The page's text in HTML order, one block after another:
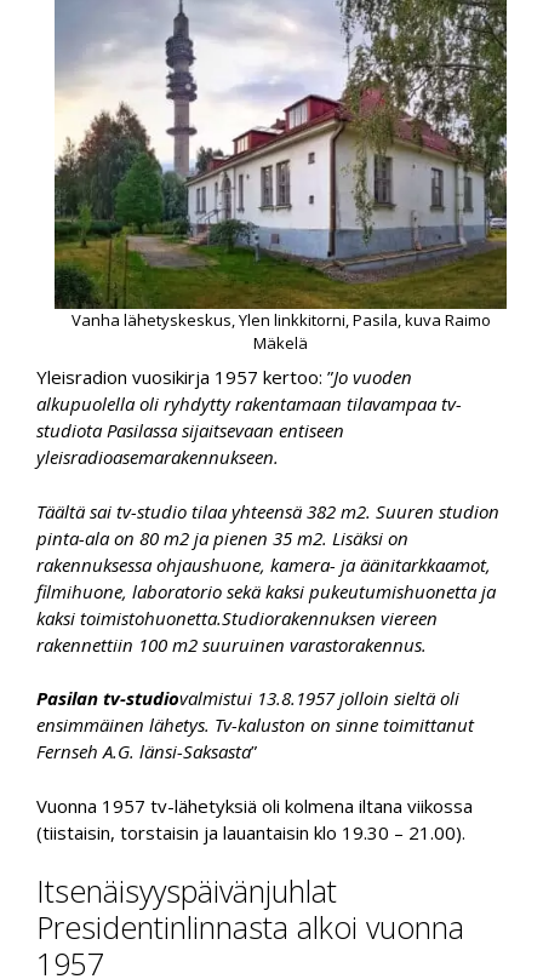
Vanha lähetyskeskus, Ylen linkkitorni, Pasila, kuva Raimo
Mäkelä
Yleisradion vuosikirja 1957 kertoo: ”Jo vuoden
alkupuolella oli ryhdytty rakentamaan tilavampaa tv-
studiota Pasilassa sijaitsevaan entiseen
yleisradioasemarakennukseen.
Täältä sai tv-studio tilaa yhteensä 382 m2. Suuren studion
pinta-ala on 80 m2 ja pienen 35 m2. Lisäksi on
rakennuksessa ohjaushuone, kamera- ja äänitarkkaamot,
filmihuone, laboratorio sekä kaksi pukeutumishuonetta ja
kaksi toimistohuonetta.Studiorakennuksen viereen
rakennettiin 100 m2 suuruinen varastorakennus.
Pasilan tv-studiovalmistui 13.8.1957 jolloin sieltä oli
ensimmäinen lähetys. Tv-kaluston on sinne toimittanut
Fernseh A.G. länsi-Saksasta”
Vuonna 1957 tv-lähetyksiä oli kolmena iltana viikossa
(tiistaisin, torstaisin ja lauantaisin klo 19.30 – 21.00).
Itsenäisyyspäivänjuhlat
Presidentinlinnasta alkoi vuonna
1957